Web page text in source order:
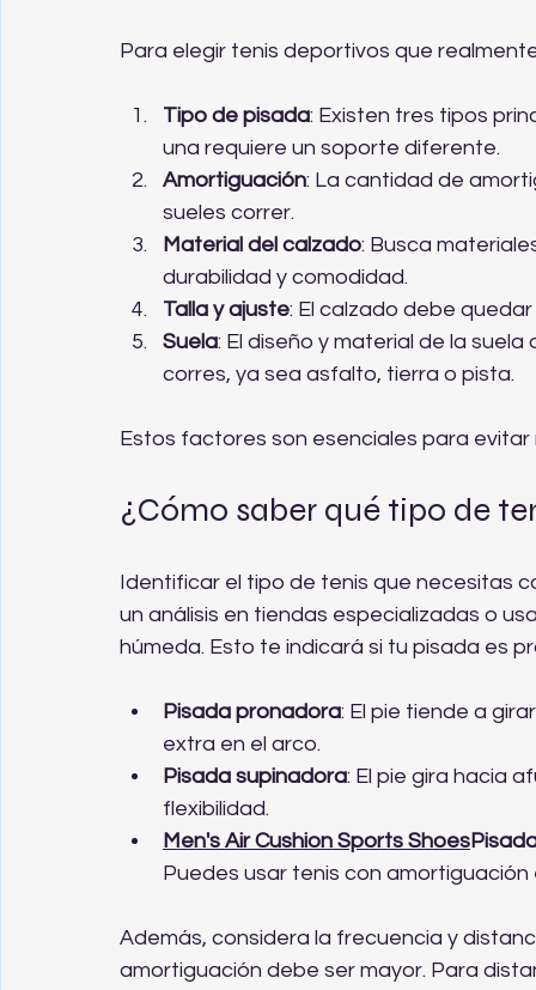
Para elegir tenis deportivos que
Tipo de pisada: Existen tres tipos
una requiere un soporte diferente.
Amortiguación: La cantidad de
sueles correr.
Material del calzado: Busca
durabilidad y comodidad.
Talla y ajuste: El calzado debe
Suela: El diseño y material de la
corres, ya sea asfalto, tierra o pista.
Estos factores son esenciales para
¿Cómo saber qué tipo de
Identificar el tipo de tenis que necesitas
un análisis en tiendas especializadas o
húmeda. Esto te indicará si tu pisada es
Pisada pronadora: El pie tiende a
extra en el arco.
Pisada supinadora: El pie gira hacia
flexibilidad.
Men's Air Cushion Sports Shoes
Puedes usar tenis con amortiguación
Además, considera la frecuencia y
amortiguación debe ser mayor. Para